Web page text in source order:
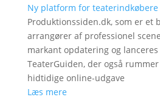
Ny platform for teaterindkøbere
Produktionssiden.dk, som er et
arrangører af professionel
markant opdatering og
TeaterGuiden, der også
hidtidige online-udgave
Læs mere